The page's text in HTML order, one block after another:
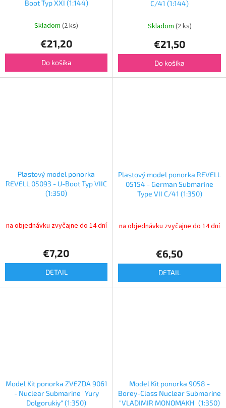
Boot Typ XXI (1:144)
Skladom (2 ks)
€21,20
Do košíka
C/41 (1:144)
Skladom (2 ks)
€21,50
Do košíka
Plastový model ponorka
REVELL 05093 - U-Boot Typ VIIC
(1:350)
na objednávku zvyčajne do 14 dní
€7,20
DETAIL
Plastový model ponorka REVELL
05154 - German Submarine
Type VII C/41 (1:350)
na objednávku zvyčajne do 14 dní
€6,50
DETAIL
Model Kit ponorka ZVEZDA 9061
- Nuclear Submarine "Yury
Dolgorukiy" (1:350)
Model Kit ponorka 9058 -
Borey-Class Nuclear Submarine
"VLADIMIR MONOMAKH" (1:350)